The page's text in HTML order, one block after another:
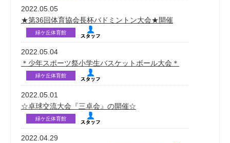
2022.05.05
★第36回体育協会長杯バドミントン大会★開催
緑ケ丘体育館
2022.05.04
＊少年スポーツ祭小学生バスケットボール大会＊
緑ケ丘体育館
2022.05.01
☆卓球交流大会『三卓会』の開催☆
緑ケ丘体育館
2022.04.29